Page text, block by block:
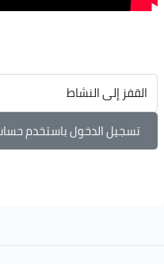
القفز إلى النشاط
تسجيل الدخول باستخدم